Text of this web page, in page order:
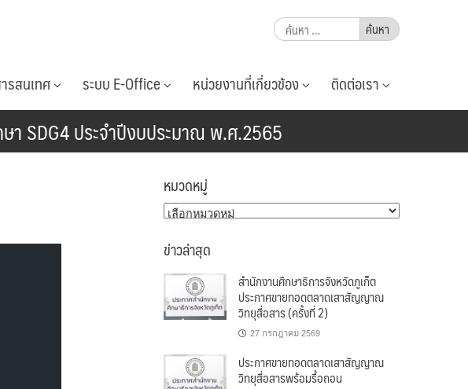
ค้นหา
สำหรับ:
รสนเทศ ระบบ E-Office หน่วยงานที่เกี่ยวข้อง ติดต่อเรา
า SDG4 ประจำปีงบประมาณ พ.ศ.2565
หมวดหมู่
หมวด
ข่าวล่าสุด
สำนักงานศึกษาธิการจังหวัดภูเก็ต
ประกาศขายทอดตลาดเสาสัญญาณ
วิทยุสื่อสาร (ครั้งที่ 2)
27 กรกฎาคม 2569
ประกาศขายทอดตลาดเสาสัญญาณ
วิทยุสื่อสารพร้อมรื้อถอน